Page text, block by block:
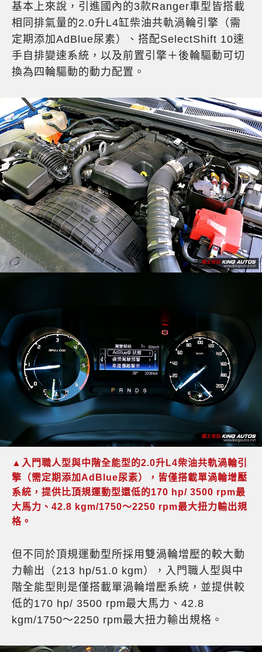
基本上來說，引進國內的3款Ranger車型皆搭載
相同排氣量的2.0升L4缸柴油共軌渦輪引擎（需
定期添加AdBlue尿素）、搭配SelectShift 10速
手自排變速系統，以及前置引擎＋後輪驅動可切
換為四輪驅動的動力配置。
▲入門職人型與中階全能型的2.0升L4柴油共軌渦輪引
擎（需定期添加AdBlue尿素），皆僅搭載單渦輪增壓
系統，提供比頂規運動型還低的170 hp/ 3500 rpm最
大馬力、42.8 kgm/1750～2250 rpm最大扭力輸出規
格。
但不同於頂規運動型所採用雙渦輪增壓的較大動
力輸出（213 hp/51.0 kgm），入門職人型與中
階全能型則是僅搭載單渦輪增壓系統，並提供較
低的170 hp/ 3500 rpm最大馬力、42.8
kgm/1750～2250 rpm最大扭力輸出規格。